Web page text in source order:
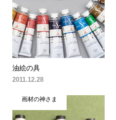
油絵の具
2011.12.28
画材の神さま